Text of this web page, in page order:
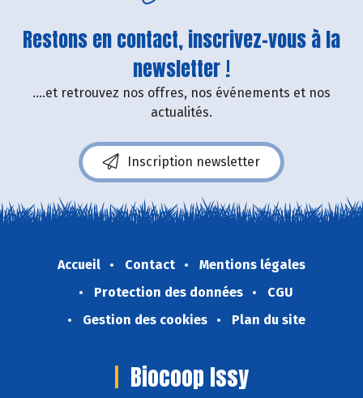
Restons en contact, inscrivez-vous à la
newsletter !
....et retrouvez nos offres, nos événements et nos
actualités.
Inscription newsletter
Accueil Contact
Mentions légales
Protection des données
CGU
Gestion des cookies
Plan du site
Biocoop Issy